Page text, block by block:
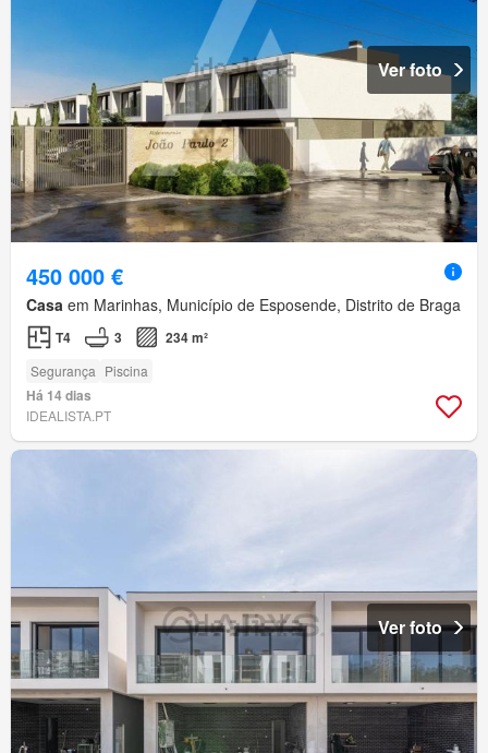
Ver foto
450 000 €
Casa em Marinhas, Município de Esposende, Distrito de Braga
T4 3 234 m²
Segurança Piscina
Há 14 dias
IDEALISTA.PT
Ver foto